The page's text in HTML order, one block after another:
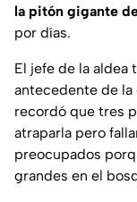
la pitón gigante
por días.
El jefe de la aldea
antecedente de la
recordó que tres
atraparla pero
preocupados
grandes en el